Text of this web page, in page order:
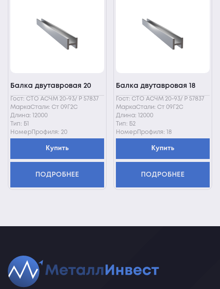
Балка двутавровая 20
Гост: СТО АСЧМ 20-93/ Р 57837
МаркаСтали: Ст 09Г2С
Длина: 12000
Тип: Б1
НомерПрофиля: 20
Купить
ПОДРОБНЕЕ
Балка двутавровая 18
Гост: СТО АСЧМ 20-93/ Р 57837
МаркаСтали: Ст 09Г2С
Длина: 12000
Тип: Б2
НомерПрофиля: 18
Купить
ПОДРОБНЕЕ